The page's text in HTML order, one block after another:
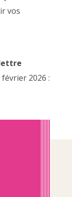
vos
ettre
2026 :